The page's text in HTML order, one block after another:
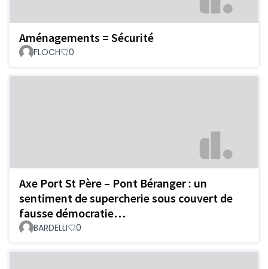
Aménagements = Sécurité
FLOCH 0
Axe Port St Père – Pont Béranger : un
sentiment de supercherie sous couvert de
fausse démocratie…
BARDELLI 0